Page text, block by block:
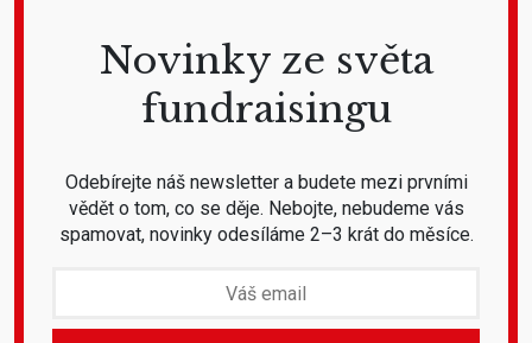
Novinky ze světa
fundraisingu
Odebírejte náš newsletter a budete mezi prvními
vědět o tom, co se děje. Nebojte, nebudeme vás
spamovat, novinky odesíláme 2–3 krát do měsíce.